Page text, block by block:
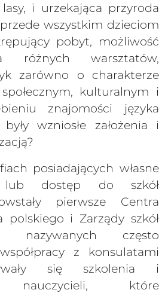
lasy, i urzekająca przyroda
wszystkim dzieciom
pobyt, możliwość
różnych warsztatów,
zarówno o charakterze
kulturalnym i
znajomości języka
wzniosłe założenia i
posiadających własne
lub dostęp do szkół
pierwsze Centra
polskiego i Zarządy szkół
nazywanych często
z konsulatami
się szkolenia i
nauczycieli, które